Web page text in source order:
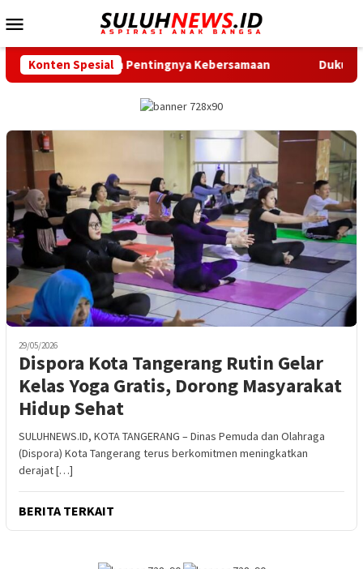
ke
Mobile
Konten Spesial
Pentingnya Kebersamaan Dukung Gerak Jalan
29/05/2026
Dispora Kota Tangerang Rutin Gelar
Kelas Yoga Gratis, Dorong Masyarakat
Hidup Sehat
SULUHNEWS.ID, KOTA TANGERANG – Dinas Pemuda dan Olahraga
(Dispora) Kota Tangerang terus berkomitmen meningkatkan
derajat […]
BERITA TERKAIT